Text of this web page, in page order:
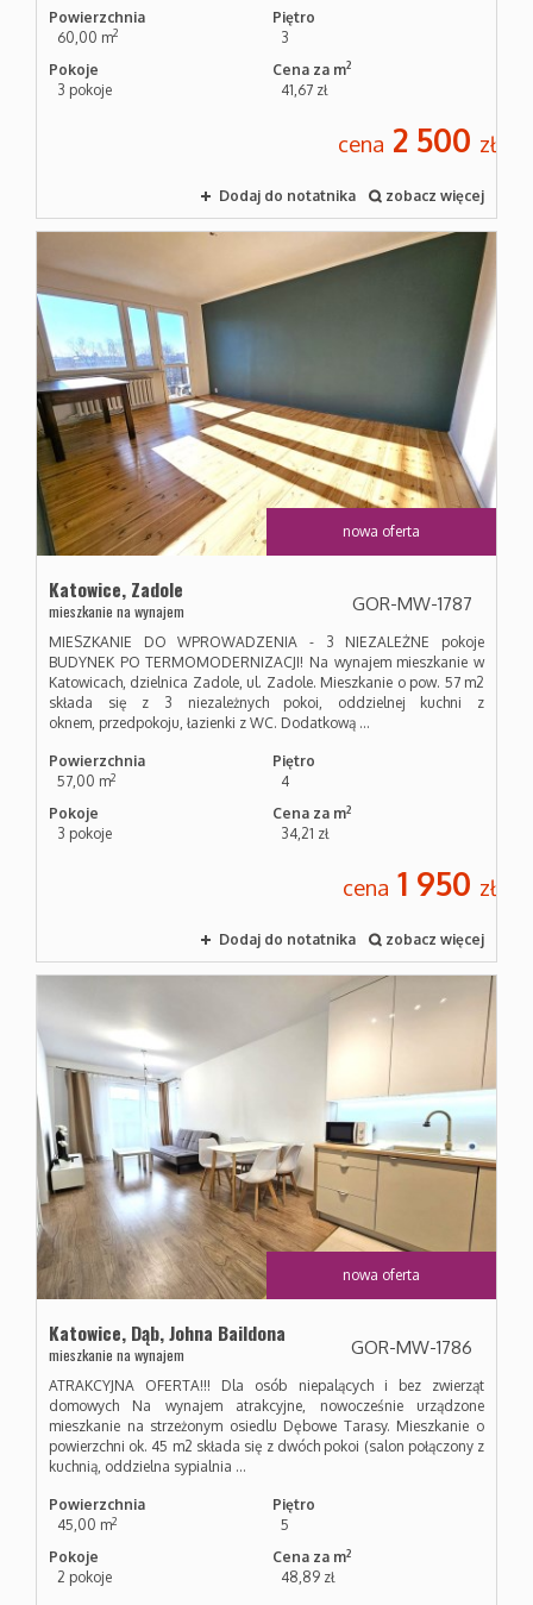
Powierzchnia
60,00 m2
Piętro
3
Pokoje
3 pokoje
Cena za m2
41,67 zł
cena 2 500 zł
Dodaj do notatnika zobacz więcej
nowa oferta
Katowice, Zadole
mieszkanie na wynajem GOR-MW-1787
MIESZKANIE DO WPROWADZENIA - 3 NIEZALEŻNE pokoje
BUDYNEK PO TERMOMODERNIZACJI! Na wynajem mieszkanie w
Katowicach, dzielnica Zadole, ul. Zadole. Mieszkanie o pow. 57 m2
składa się z 3 niezależnych pokoi, oddzielnej kuchni z
oknem, przedpokoju, łazienki z WC. Dodatkową ...
Powierzchnia
57,00 m2
Piętro
4
Pokoje
3 pokoje
Cena za m2
34,21 zł
cena 1 950 zł
Dodaj do notatnika zobacz więcej
nowa oferta
Katowice, Dąb,Johna Baildona
mieszkanie na wynajem GOR-MW-1786
ATRAKCYJNA OFERTA!!! Dla osób niepalących i bez zwierząt
domowych Na wynajem atrakcyjne, nowocześnie urządzone
mieszkanie na strzeżonym osiedlu Dębowe Tarasy. Mieszkanie o
powierzchni ok. 45 m2 składa się z dwóch pokoi (salon połączony z
kuchnią, oddzielna sypialnia ...
Powierzchnia
45,00 m2
Piętro
5
Pokoje
2 pokoje
Cena za m2
48,89 zł